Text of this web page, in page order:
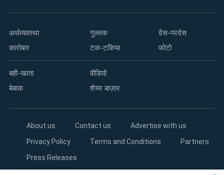
अर्थव्यवस्था
कारोबार
गुल्लक
टक-टकिया
देस-परदेस
फोटो
बही-खाता
बेबाक
वीडियो
शेयर बाज़ार
About us Contact us
Advertise with us
Privacy Policy
Terms and Conditions
Partners
Press Releases